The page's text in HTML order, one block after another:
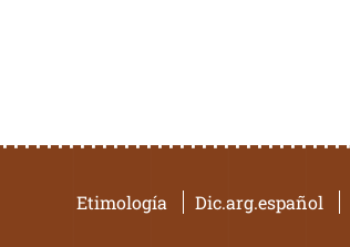
Etimología Dic.arg.español